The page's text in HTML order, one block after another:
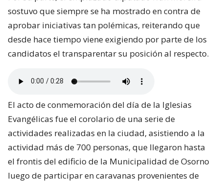
sostuvo que siempre se ha mostrado en contra de
aprobar iniciativas tan polémicas, reiterando que
desde hace tiempo viene exigiendo por parte de los
candidatos el transparentar su posición al respecto.
El acto de conmemoración del día de la Iglesias
Evangélicas fue el corolario de una serie de
actividades realizadas en la ciudad, asistiendo a la
actividad más de 700 personas, que llegaron hasta
el frontis del edificio de la Municipalidad de Osorno
luego de participar en caravanas provenientes de